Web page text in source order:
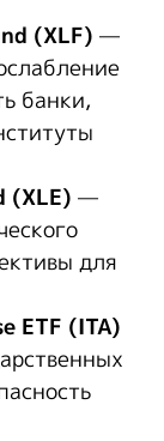
(XLF) —
банки,
(XLE) —
для
ETF (ITA)